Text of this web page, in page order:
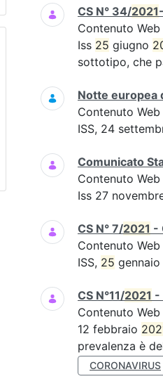
CS N° 34/2021
Contenuto Web
Iss 25 giugno
sottotipo, che
Notte europea
Contenuto Web
ISS, 24
Comunicato
Contenuto Web
Iss 27
CS N° 7/2021 -
Contenuto Web
ISS, 25 gennaio
CS N°11/2021 -
Contenuto Web
12 febbraio
prevalenza è
CORONAVIRUS